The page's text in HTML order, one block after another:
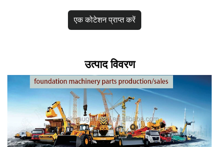
एक कोटेशन प्राप्त करें
उत्पाद विवरण